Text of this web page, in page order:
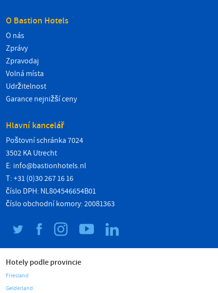
O Bastion Hotels
O nás
Zprávy
Zpravodaj
Volná místa
Udržitelnost
Garance nejnižší ceny
Hlavní kancelář
Poštovní schránka 7024
3502 KA Utrecht
E: info@bastionhotels.nl
T: +31 (0)30 267 16 16
číslo DPH: NL804546654B01
číslo obchodní komory: 20081363
Hotely podle provincie
Friesland
Gelderland